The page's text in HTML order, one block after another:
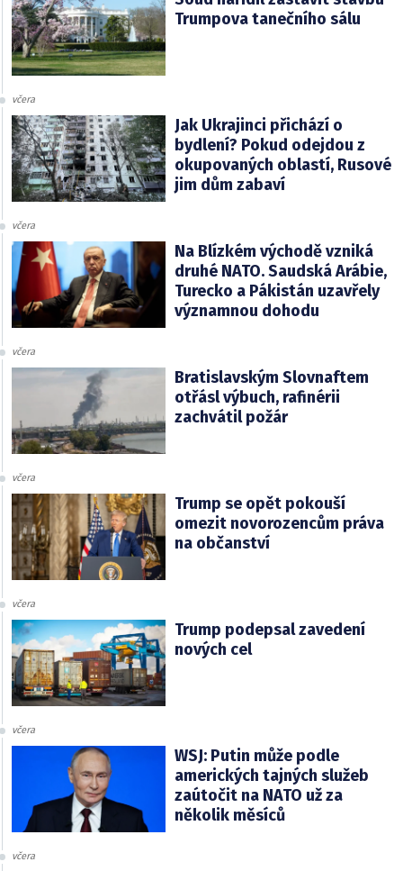
Trumpova tanečního sálu
včera
Jak Ukrajinci přichází o
bydlení? Pokud odejdou z
okupovaných oblastí, Rusové
jim dům zabaví
včera
Na Blízkém východě vzniká
druhé NATO. Saudská Arábie,
Turecko a Pákistán uzavřely
významnou dohodu
včera
Bratislavským Slovnaftem
otřásl výbuch, rafinérii
zachvátil požár
včera
Trump se opět pokouší
omezit novorozencům práva
na občanství
včera
Trump podepsal zavedení
nových cel
včera
WSJ: Putin může podle
amerických tajných služeb
zaútočit na NATO už za
několik měsíců
včera